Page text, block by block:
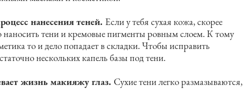
нанесения теней. Если у тебя сухая кожа, скорее
наносить тени и кремовые пигменты ровным слоем. К тому
то и дело попадает в складки. Чтобы исправить
нескольких капель базы под тени.
жизнь макияжу глаз. Сухие тени легко размазываются,